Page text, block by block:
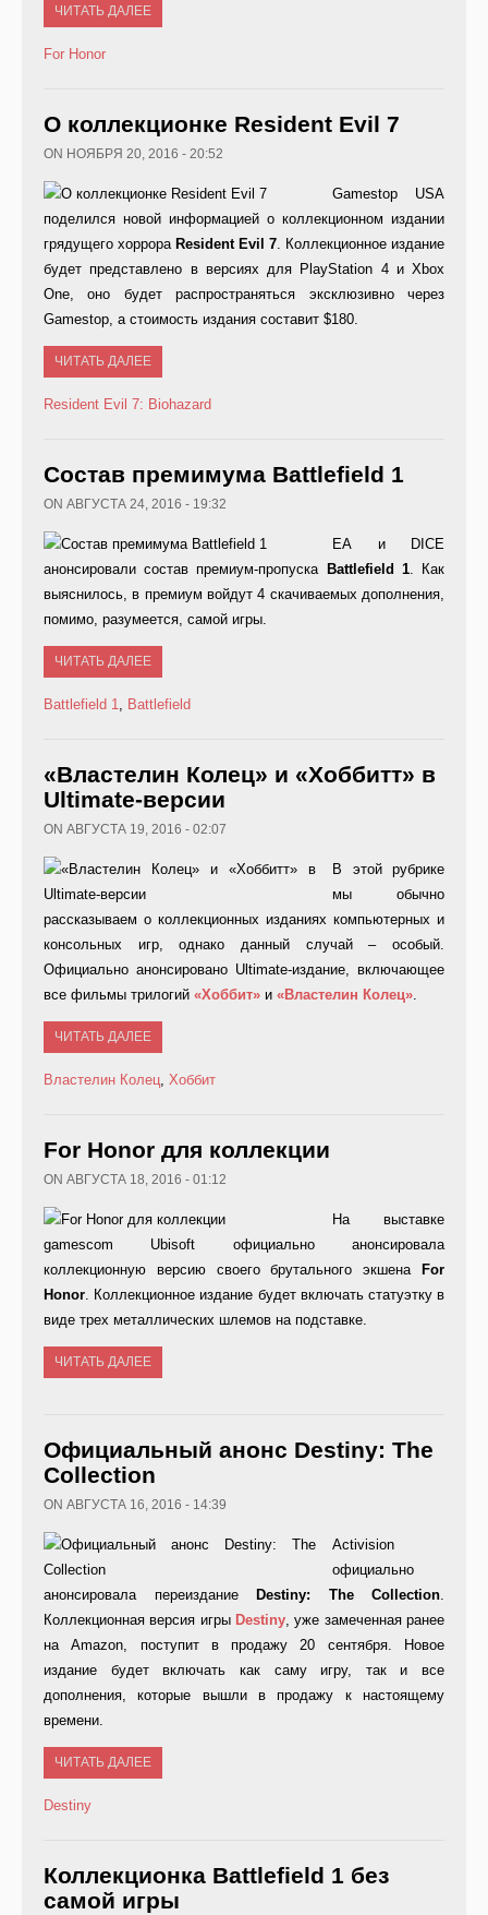
ЧИТАТЬ ДАЛЕЕ
For Honor
О коллекционке Resident Evil 7
ON НОЯБРЯ 20, 2016 - 20:52
Gamestop USA
поделился новой информацией о коллекционном издании
грядущего хоррора Resident Evil 7. Коллекционное издание
будет представлено в версиях для PlayStation 4 и Xbox
One, оно будет распространяться эксклюзивно через
Gamestop, а стоимость издания составит $180.
ЧИТАТЬ ДАЛЕЕ
Resident Evil 7: Biohazard
Состав премимума Battlefield 1
ON АВГУСТА 24, 2016 - 19:32
ЕА и DICE
анонсировали состав премиум-пропуска Battlefield 1. Как
выяснилось, в премиум войдут 4 скачиваемых дополнения,
помимо, разумеется, самой игры.
ЧИТАТЬ ДАЛЕЕ
Battlefield 1, Battlefield
«Властелин Колец» и «Хоббитт» в
Ultimate-версии
ON АВГУСТА 19, 2016 - 02:07
В этой рубрике
мы обычно
рассказываем о коллекционных изданиях компьютерных и
консольных игр, однако данный случай – особый.
Официально анонсировано Ultimate-издание, включающее
все фильмы трилогий «Хоббит» и «Властелин Колец».
ЧИТАТЬ ДАЛЕЕ
Властелин Колец, Хоббит
For Honor для коллекции
ON АВГУСТА 18, 2016 - 01:12
На выставке
gamescom Ubisoft официально анонсировала
коллекционную версию своего брутального экшена
For
Honor. Коллекционное издание будет включать статуэтку в
виде трех металлических шлемов на подставке.
ЧИТАТЬ ДАЛЕЕ
Официальный анонс Destiny: The
Collection
ON АВГУСТА 16, 2016 - 14:39
Activision
официально
анонсировала переиздание
Destiny: The Collection.
Коллекционная версия игры Destiny, уже замеченная ранее
на Amazon, поступит в продажу 20 сентября. Новое
издание будет включать как саму игру, так и все
дополнения, которые вышли в продажу к настоящему
времени.
ЧИТАТЬ ДАЛЕЕ
Destiny
Коллекционка Battlefield 1 без
самой игры